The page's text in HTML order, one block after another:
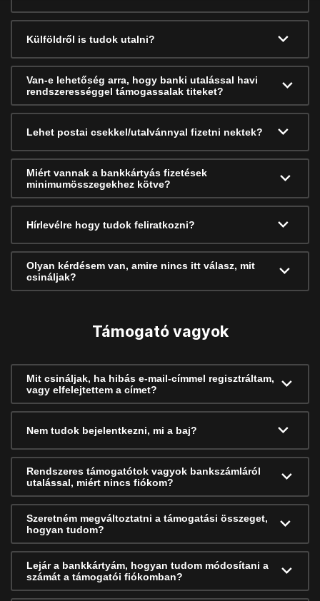
Külföldről is tudok utalni?
Van-e lehetőség arra, hogy banki utalással havi
rendszerességgel támogassalak titeket?
Lehet postai csekkel/utalvánnyal fizetni nektek?
Miért vannak a bankkártyás fizetések
minimumösszegekhez kötve?
Hírlevélre hogy tudok feliratkozni?
Olyan kérdésem van, amire nincs itt válasz, mit
csináljak?
Támogató vagyok
Mit csináljak, ha hibás e-mail-címmel regisztráltam,
vagy elfelejtettem a címet?
Nem tudok bejelentkezni, mi a baj?
Rendszeres támogatótok vagyok bankszámláról
utalással, miért nincs fiókom?
Szeretném megváltoztatni a támogatási összeget,
hogyan tudom?
Lejár a bankkártyám, hogyan tudom módosítani a
számát a támogatói fiókomban?